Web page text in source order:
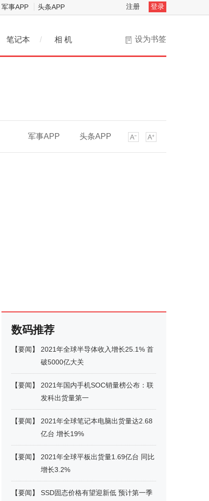
军事APP 头条APP 注册 登录
设为书签
笔记本 / 相 机
军事APP 头条APP
数码推荐
【要闻】
2021年全球半导体收入增长25.1% 首
破5000亿大关
【要闻】
2021年国内手机SOC销量榜公布：联
发科出货量第一
【要闻】
2021年全球笔记本电脑出货量达2.68
亿台 增长19%
【要闻】
2021年全球平板出货量1.69亿台 同比
增长3.2%
【要闻】
SSD固态价格有望迎新低 预计第一季